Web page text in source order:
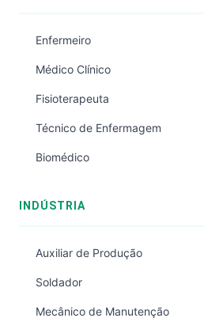
Enfermeiro
Médico Clínico
Fisioterapeuta
Técnico de Enfermagem
Biomédico
INDÚSTRIA
Auxiliar de Produção
Soldador
Mecânico de Manutenção